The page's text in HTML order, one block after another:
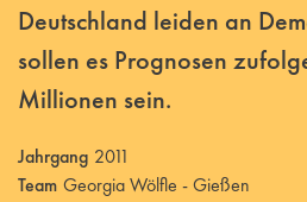
Deutschland leiden an
sollen es Prognosen
Millionen sein.
Jahrgang 2011
Team Georgia Wölfle - Gießen